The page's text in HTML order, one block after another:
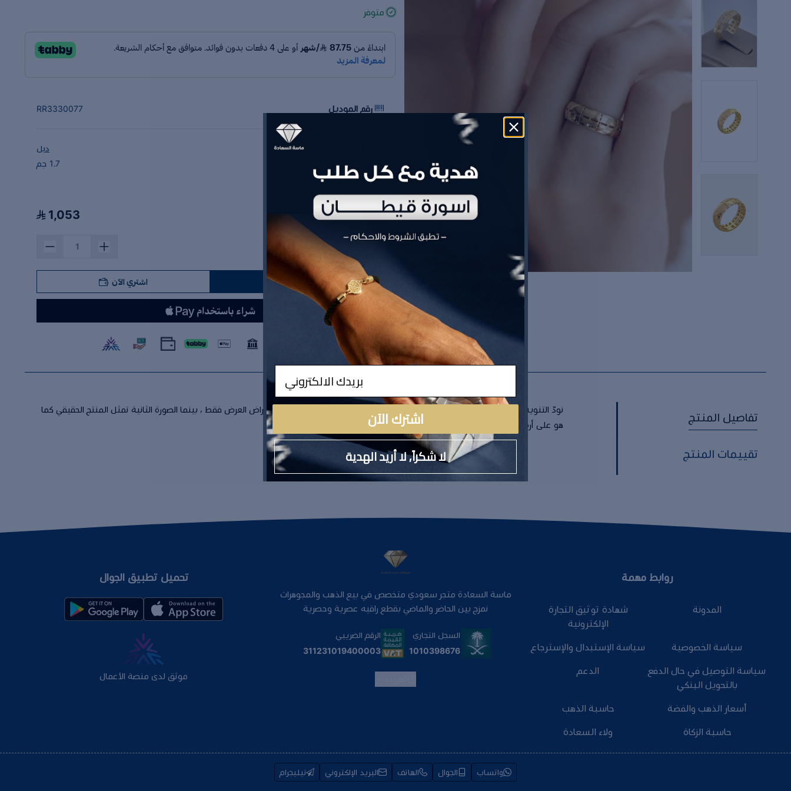
متوفر
رقم الموديل RR3330077
دبل
1.7 جم
السعر 1,053
إضافة للسلة اشتري الآن
تفاصيل المنتج
تقييمات المنتج
نودّ التنويه بأن الصورة الرئيسية للمنتج مولّدة باستخدام تقنيات الذكاء الاصطناعي لأغراض العرض فقط ، بينما الصورة الثانية تمثل المنتج الحقيقي كما
هو على أرض الواقع
روابط مهمة
المدونة
شهادة توثيق التجارة
الإلكترونية
سياسة الخصوصية سياسة الإستبدال والإسترجاع
سياسة التوصيل في حال الدفع
بالتحويل البنكي
الدعم
أسعار الذهب والفضة حاسبة الذهب
حاسبة الزكاة ولاء السعادة
ماسة السعادة متجر سعودي متخصص في بيع الذهب والمجوهرات
نمزج بين الحاضر والماضي بقطع راقيه عصرية وحصرية
السجل التجاري
1010398676
الرقم الضريبي
311231019400003
تحميل تطبيق الجوال
موثق لدى منصة الأعمال
واتساب الجوال الهاتف البريد الإلكتروني تيليجرام
ادخال
اشترك الآن
لا شكراً, لا أريد الهدية